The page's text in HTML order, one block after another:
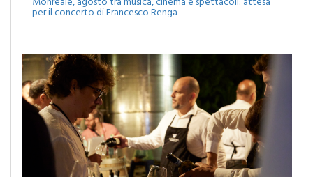
Monreale, agosto tra musica, cinema e spettacoli: attesa